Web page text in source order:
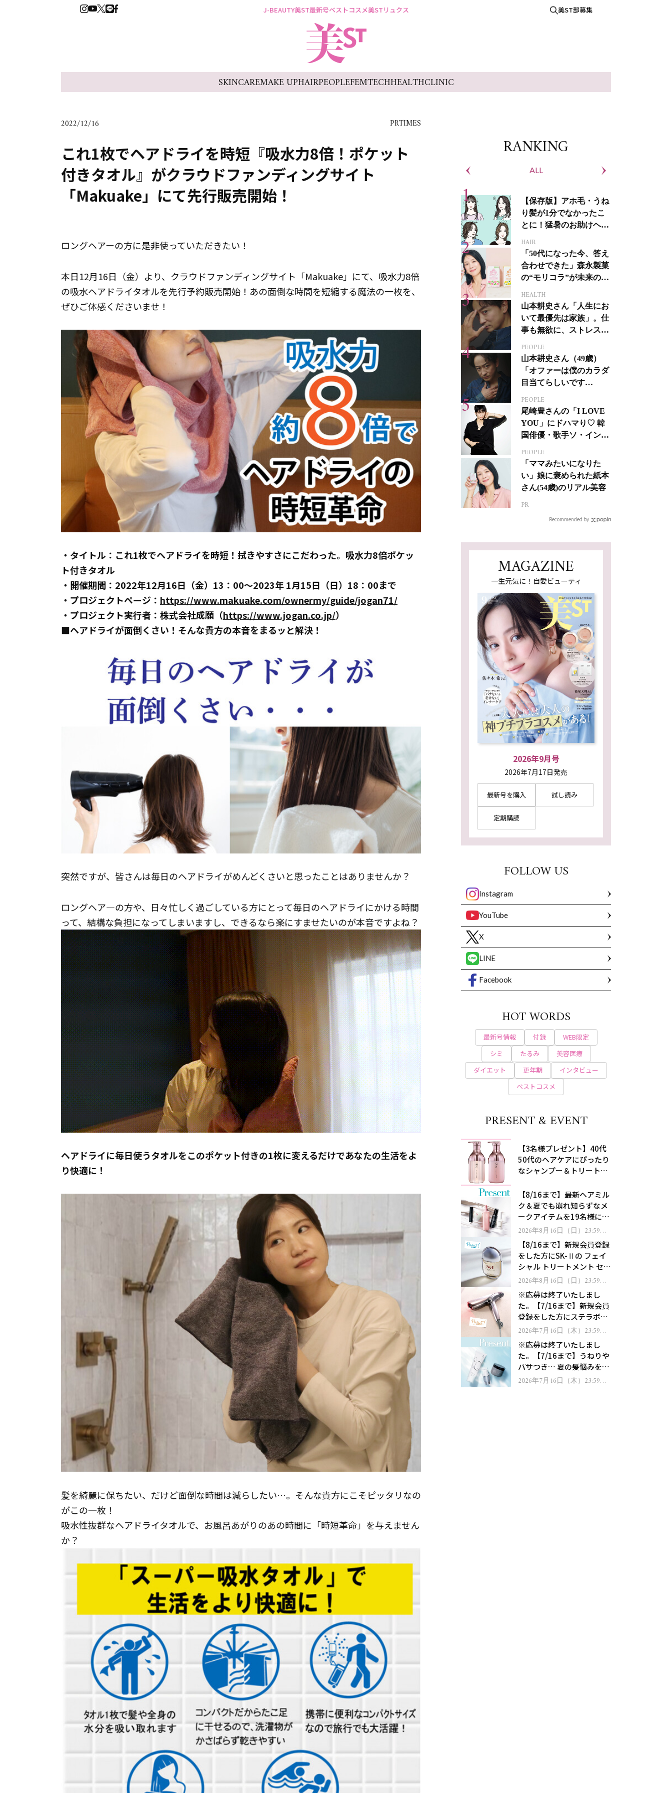
J-BEAUTY美ST最新号ベストコスメ美STリュクス 美ST部募集
SKINCAREMAKE UPHAIRPEOPLEFEMTECHHEALTHCLINIC
2022/12/16 PRTIMES
これ1枚でヘアドライを時短『吸水力8倍！ポケット
付きタオル』がクラウドファンディングサイト
「Makuake」にて先行販売開始！
ロングヘアーの方に是非使っていただきたい！
本日12月16日（金）より、クラウドファンディングサイト「Makuake」にて、吸水力8倍
の吸水ヘアドライタオルを先行予約販売開始！あの面倒な時間を短縮する魔法の一枚を、
ぜひご体感くださいませ！
・タイトル：これ1枚でヘアドライを時短！拭きやすさにこだわった。吸水力8倍ポケッ
ト付きタオル
・開催期間：2022年12月16日（金）13：00～2023年 1月15日（日）18：00まで
・プロジェクトページ： https://www.makuake.com/ownermy/guide/jogan71/
・プロジェクト実行者：株式会社成願（https://www.jogan.co.jp/）
■ヘアドライが面倒くさい！そんな貴方の本音をまるッと解決！
突然ですが、皆さんは毎日のヘアドライがめんどくさいと思ったことはありませんか？
ロングヘア―の方や、日々忙しく過ごしている方にとって毎日のヘアドライにかける時間
って、結構な負担になってしまいますし、できるなら楽にすませたいのが本音ですよね？
ヘアドライに毎日使うタオルをこのポケット付きの1枚に変えるだけであなたの生活をよ
り快適に！
髪を綺麗に保ちたい、だけど面倒な時間は減らしたい…。そんな貴方にこそピッタリなの
がこの一枚！
吸水性抜群なヘアドライタオルで、お風呂あがりのあの時間に「時短革命」を与えません
か？
RANKING
ALL
【保存版】アホ毛・うね
り髪が1分でなかったこ
とに！猛暑のお助けヘア
HAIR
「50代になった今、答え
合わせできた」森永製菓
の“モリコラ”が未来のキ
HEALTH
山本耕史さん「人生にお
いて最優先は家族」。仕
事も無欲に、ストレスを
PEOPLE
山本耕史さん（49歳）
「オファーは僕のカラダ
目当てらしいです
ジカルへの挑戦
PEOPLE
尾崎豊さんの「I LOVE
YOU」にドハマり♡ 韓
国俳優・歌手ソ・イング
人生って？
PEOPLE
「ママみたいになりた
い」娘に褒められた紙本
さん(54歳)のリアル美容
PR
Recommended by
MAGAZINE
一生元気に！自愛ビューティ
2026年9月号
2026年7月17日発売
最新号を購入 試し読み
定期購読
FOLLOW US
Instagram
YouTube
X
LINE
Facebook
HOT WORDS
最新号情報 付録
WEB限定
シミ
たるみ
美容医療
ダイエット
更年期
インタビュー
ベストコスメ
PRESENT & EVENT
【3名様プレゼント】40代
50代のヘアケアにぴったり
なシャンプー＆トリートメ
処！
【8/16まで】最新ヘアミル
ク＆夏でも崩れ知らずなメ
ークアイテムを19名様にプ
レゼント！
2026年8月16日（日）23:59ま
で【8/16まで】新規会員登録
をした方にSK-Ⅱの フェイ
シャル トリートメント セラ
ムをプレゼント！
2026年8月16日（日）23:59ま
※応募は終了いたしまし
た。【7/16まで】新規会員
登録をした方にステラボー
テのシャインリバース ヘア
ゼント！
2026年7月16日（木）23:59ま
※応募は終了いたしまし
た。【7/16まで】うねりや
パサつき… 夏の髪悩みを解
消するヘアケアアイテムを
2026年7月16日（木）23:59ま